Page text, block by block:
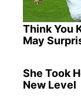
Think You
May
She Took
New Level